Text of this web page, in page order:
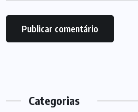
Categorias